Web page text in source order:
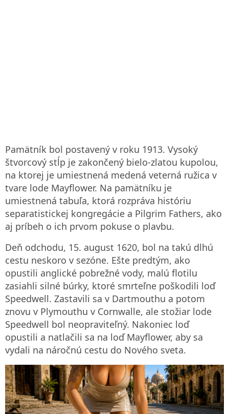
Pamätník bol postavený v roku 1913. Vysoký
štvorcový stĺp je zakončený bielo-zlatou kupolou,
na ktorej je umiestnená medená veterná ružica v
tvare lode Mayflower. Na pamätníku je
umiestnená tabuľa, ktorá rozpráva históriu
separatistickej kongregácie a Pilgrim Fathers, ako
aj príbeh o ich prvom pokuse o plavbu.
Deň odchodu, 15. august 1620, bol na takú dlhú
cestu neskoro v sezóne. Ešte predtým, ako
opustili anglické pobrežné vody, malú flotilu
zasiahli silné búrky, ktoré smrteľne poškodili loď
Speedwell. Zastavili sa v Dartmouthu a potom
znovu v Plymouthu v Cornwalle, ale stožiar lode
Speedwell bol neopraviteľný. Nakoniec loď
opustili a natlačili sa na loď Mayflower, aby sa
vydali na náročnú cestu do Nového sveta.